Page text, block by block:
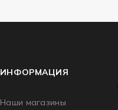
ИНФОРМАЦИЯ
Наши магазины